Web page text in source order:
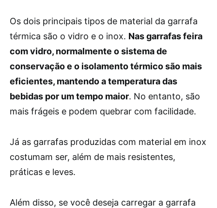
Os dois principais tipos de material da garrafa
térmica são o vidro e o inox. Nas garrafas feira
com vidro, normalmente o sistema de
conservação e o isolamento térmico são mais
eficientes, mantendo a temperatura das
bebidas por um tempo maior. No entanto, são
mais frágeis e podem quebrar com facilidade.
Já as garrafas produzidas com material em inox
costumam ser, além de mais resistentes,
práticas e leves.
Além disso, se você deseja carregar a garrafa